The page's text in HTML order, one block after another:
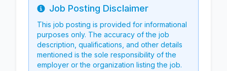
Info
Job Posting Disclaimer
This job posting is provided for informational
purposes only. The accuracy of the job
description, qualifications, and other details
mentioned is the sole responsibility of the
employer or the organization listing the job.